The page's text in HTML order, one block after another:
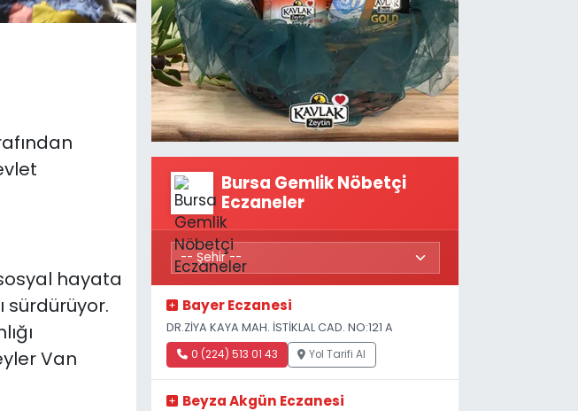
hayata
sürdürüyor.
Van
Bursa Gemlik Nöbetçi
Eczaneler
Bayer Eczanesi
DR.ZİYA KAYA MAH. İSTİKLAL CAD. NO:121 A
0 (224) 513 01 43 Yol Tarifi Al
Beyza Akgün Eczanesi